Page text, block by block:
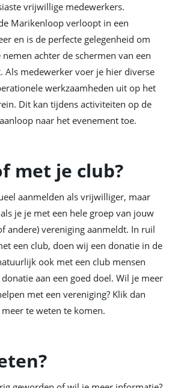
vrijwillige medewerkers.
Marikenloop verloopt in een
en is de perfecte gelegenheid om
achter de schermen van een
Als medewerker voer je hier diverse
werkzaamheden uit op het
Dit kan tijdens activiteiten op de
naar het evenement toe.
met je club?
aanmelden als vrijwilliger, maar
je je met een hele groep van jouw
andere) vereniging aanmeldt. In ruil
een club, doen wij een donatie in de
ook met een club mensen
aan een goed doel. Wil je meer
met een vereniging? Klik dan
te weten te komen.